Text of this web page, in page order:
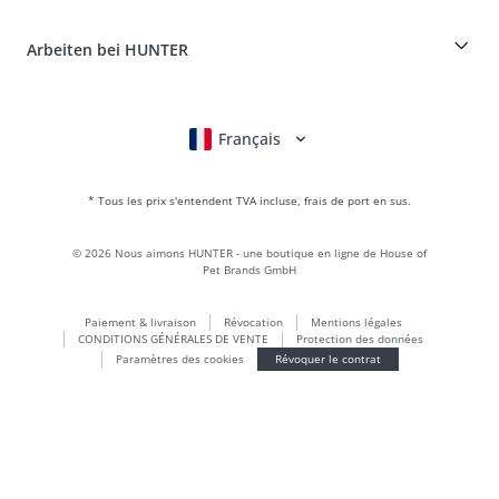
Le cuir est notre passion
BVB Dortmund
Monde des cadeaux
Vêtements pour chiens
LOVE
Maldon
Arbeiten bei HUNTER
* Tous les prix s'entendent TVA incluse, frais de port en sus.
Deutsch
English
Italiano
Nederlands
Français
Paiement & livraison Révocation
Mentions légales
CONDITIONS GÉNÉRALES DE VENTE
Protection des données
Paramètres des cookies
Révoquer le contrat
© 2026 Nous aimons HUNTER - une boutique en ligne de House of
Pet Brands GmbH